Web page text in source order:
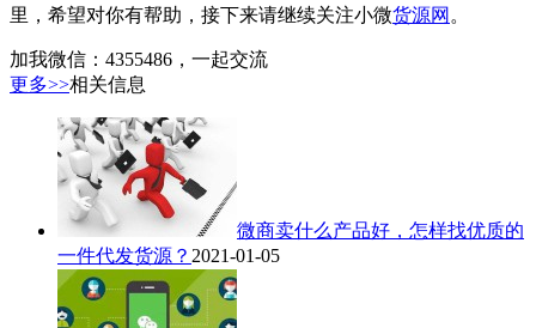
里，希望对你有帮助，接下来请继续关注小微货源网 。
加我微信：4355486，一起交流
更多>>相关信息
微商卖什么产品好，怎样找优质的
一件代发货源？ 2021-01-05